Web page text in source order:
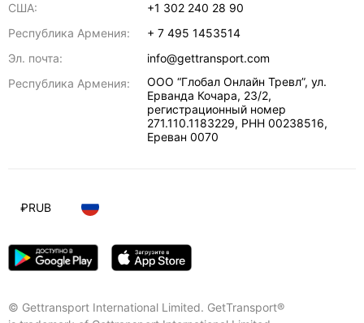
США:
+1 302 240 28 90
Республика Армения:
+ 7 495 1453514
Эл. почта:
info@gettransport.com
Республика Армения:
ООО “Глобал Онлайн Тревл”, ул.
Ерванда Кочара, 23/2,
регистрационный номер
271.110.1183229, РНН 00238516,
Ереван 0070
© Gettransport International Limited. GetTransport®
₽RUB